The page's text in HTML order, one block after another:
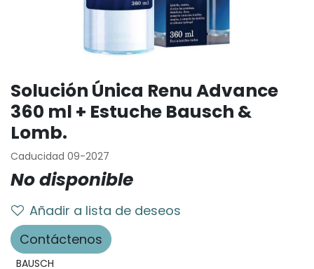
Solución Única Renu Advance
360 ml + Estuche Bausch &
Lomb.
Caducidad 09-2027
No disponible
Añadir a lista de deseos
Contáctenos
BAUSCH